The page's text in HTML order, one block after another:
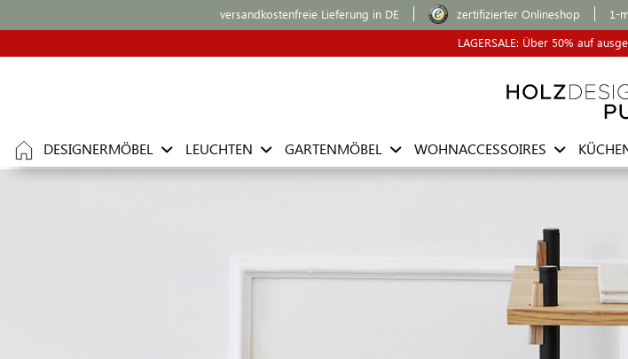
versandkostenfreie Lieferung in DE zertifizierter Onlineshop 1-
LAGERSALE: Über 50% auf
DESIGNERMÖBEL LEUCHTEN GARTENMÖBEL WOHNACCESSOIRES